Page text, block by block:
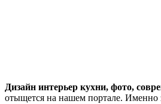
Дизайн интерьер кухни, фото,
отыщется на нашем портале. Именно